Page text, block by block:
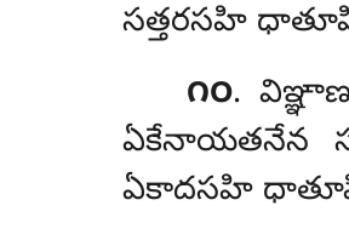
సత్తరసహి
౧౦.
ఏకేనాయతనేన
ఏకాదసహి